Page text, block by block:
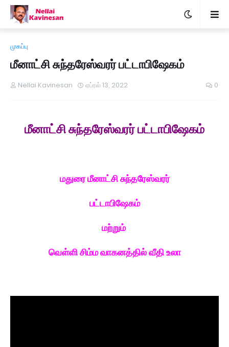
முகப்பு
மீனாட்சி சுந்தரேஸ்வரர் பட்டாபிஷேகம்
Nellai Kavinesan ஏப்ரல் 13, 2022 0
மீனாட்சி சுந்தரேஸ்வரர் பட்டாபிஷேகம்
மதுரை மீனாட்சி சுந்தரேஸ்வரர்
பட்டாபிஷேகம்
மற்றும்
வெள்ளி சிம்ம வாகனத்தில் வீதி உலா